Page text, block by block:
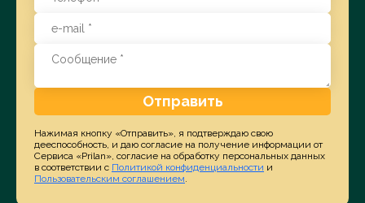
Отправить
Нажимая кнопку «Отправить», я подтверждаю свою
дееспособность, и даю согласие на получение информации от
Сервиса «Prilan», согласие на обработку персональных данных
в соответствии с Политикой конфиденциальности и
Пользовательским соглашением.